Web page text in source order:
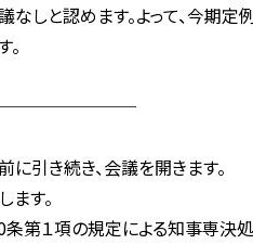
しと認めます。よって、今期
引き続き、会議を開きます。
す。
第１項の規定による知事専決